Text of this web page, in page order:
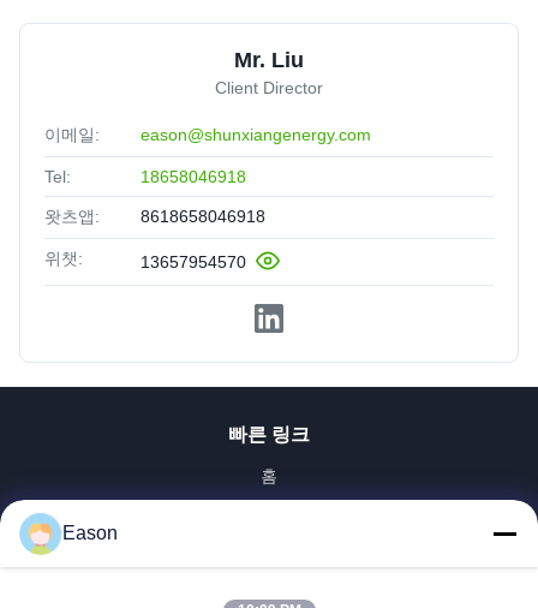
Mr. Liu
Client Director
이메일: eason@shunxiangenergy.com
Tel: 18658046918
왓츠앱: 8618658046918
위챗: 13657954570
빠른 링크
홈
Eason